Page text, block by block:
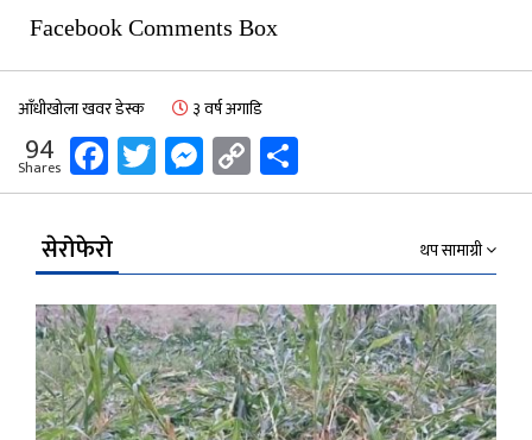
Facebook Comments Box
आँधीखोला खवर डेस्क ३ वर्ष अगाडि
94
Shares Facebook
Twitter
Messenger
Copy
Link
सेरोफेरो थप सामाग्री